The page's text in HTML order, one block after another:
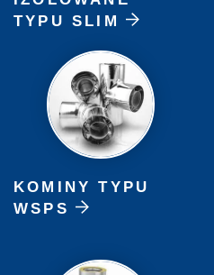
TYPU SLIM
KOMINY TYPU
WSPS